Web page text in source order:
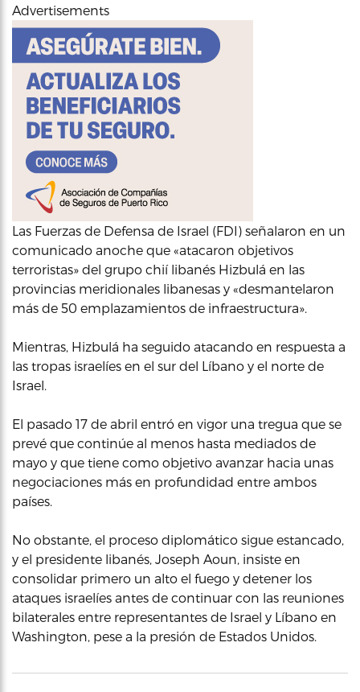
Advertisements
Las Fuerzas de Defensa de Israel (FDI) señalaron en un
comunicado anoche que «atacaron objetivos
terroristas» del grupo chií libanés Hizbulá en las
provincias meridionales libanesas y «desmantelaron
más de 50 emplazamientos de infraestructura».
Mientras, Hizbulá ha seguido atacando en respuesta a
las tropas israelíes en el sur del Líbano y el norte de
Israel.
El pasado 17 de abril entró en vigor una tregua que se
prevé que continúe al menos hasta mediados de
mayo y que tiene como objetivo avanzar hacia unas
negociaciones más en profundidad entre ambos
países.
No obstante, el proceso diplomático sigue estancado,
y el presidente libanés, Joseph Aoun, insiste en
consolidar primero un alto el fuego y detener los
ataques israelíes antes de continuar con las reuniones
bilaterales entre representantes de Israel y Líbano en
Washington, pese a la presión de Estados Unidos.